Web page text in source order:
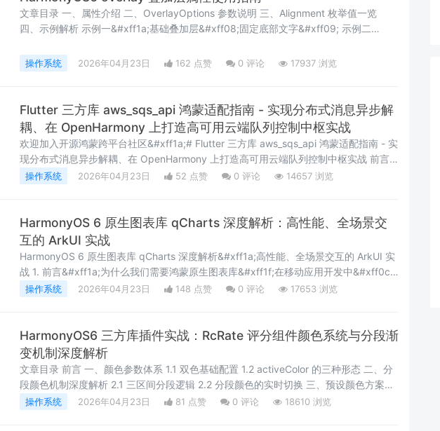
文章目录 一、属性介绍 二、OverlayOptions 参数说明 三、Alignment 枚举值一览
四、示例解析 示例一&#xff1a;基础叠加层&#xff08;固定底部文字&#xff09; 示例二
&#xff1a;offset 偏移量演示 五、完整源码 总结
操作系统 2026年04月23日 162 点赞 0 评论 17937 浏览
Flutter 三方库 aws_sqs_api 鸿蒙适配指南 - 实现分布式消息异步解
耦、在 OpenHarmony 上打造高可用云端队列控制中枢实战
欢迎加入开源鸿蒙跨平台社区&#xff1a;# Flutter 三方库 aws_sqs_api 鸿蒙适配指南 - 实
现分布式消息异步解耦、在 OpenHarmony 上打造高可用云端队列控制中枢实战 前言
在参与构建鸿蒙&#xff08;OpenHarmony&#xff09;生态、处理涉及海量后台任务
操作系统 2026年04月23日 52 点赞 0 评论 14657 浏览
HarmonyOS 6 原生图表库 qCharts 深度解析：高性能、全场景交
互的 ArkUI 实战
HarmonyOS 6 原生图表库 qCharts 深度解析&#xff1a;高性能、全场景交互的 ArkUI 实
战 1. 前言&#xff1a;为什么我们需要鸿蒙原生图表库&#xff1f;在移动应用开发中&#xff0c;
数据可视化是不可或缺的一环。无论是金融类应用的盘口走势、运动健康应用的步数统
操作系统 2026年04月23日 148 点赞 0 评论 17653 浏览
HarmonyOS6 三方库插件实战：RcRate 评分组件颜色系统与分段渐
变机制深度解析
文章目录 前言 一、颜色参数体系 1.1 双色基础配置 1.2 activeColor 的三种形态 二、分
段颜色机制深度解析 2.1 三区间分段逻辑 2.2 分段颜色的实时切换 三、预设颜色方案详
解 3.1 RcRateColors 预设类 3.2 各方案适用场景 四、自定义颜色实战 4.1 单色主题定
操作系统 2026年04月23日 81 点赞 0 评论 18610 浏览